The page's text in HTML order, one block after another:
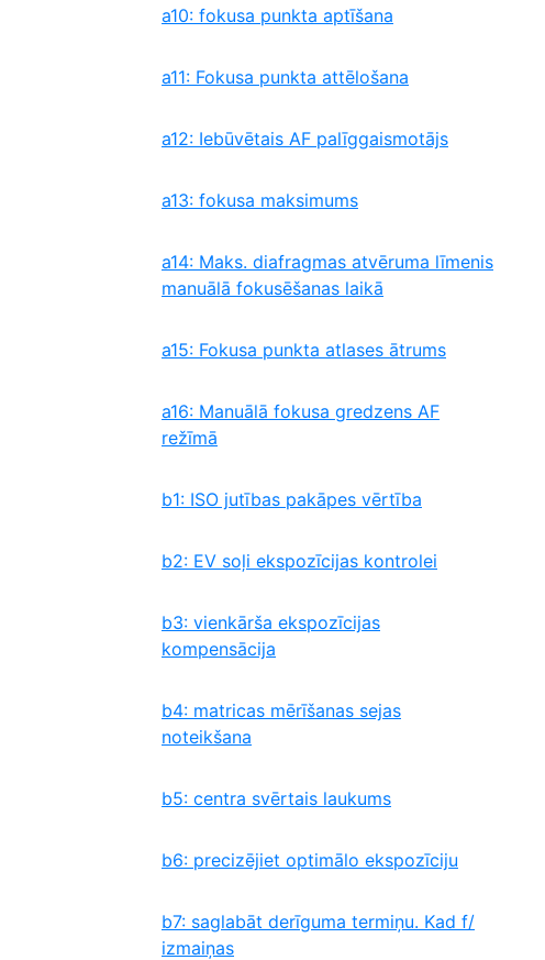
a10: fokusa punkta aptīšana
a11: Fokusa punkta attēlošana
a12: Iebūvētais AF palīggaismotājs
a13: fokusa maksimums
a14: Maks. diafragmas atvēruma līmenis
manuālā fokusēšanas laikā
a15: Fokusa punkta atlases ātrums
a16: Manuālā fokusa gredzens AF
režīmā
b1: ISO jutības pakāpes vērtība
b2: EV soļi ekspozīcijas kontrolei
b3: vienkārša ekspozīcijas
kompensācija
b4: matricas mērīšanas sejas
noteikšana
b5: centra svērtais laukums
b6: precizējiet optimālo ekspozīciju
b7: saglabāt derīguma termiņu. Kad f/
izmaiņas